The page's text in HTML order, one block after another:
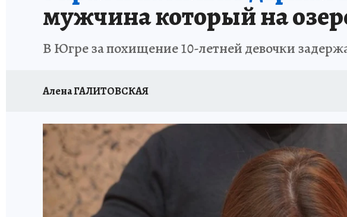
мужчина который на
В Югре за похищение 10-летней девочки
Алена ГАЛИТОВСКАЯ